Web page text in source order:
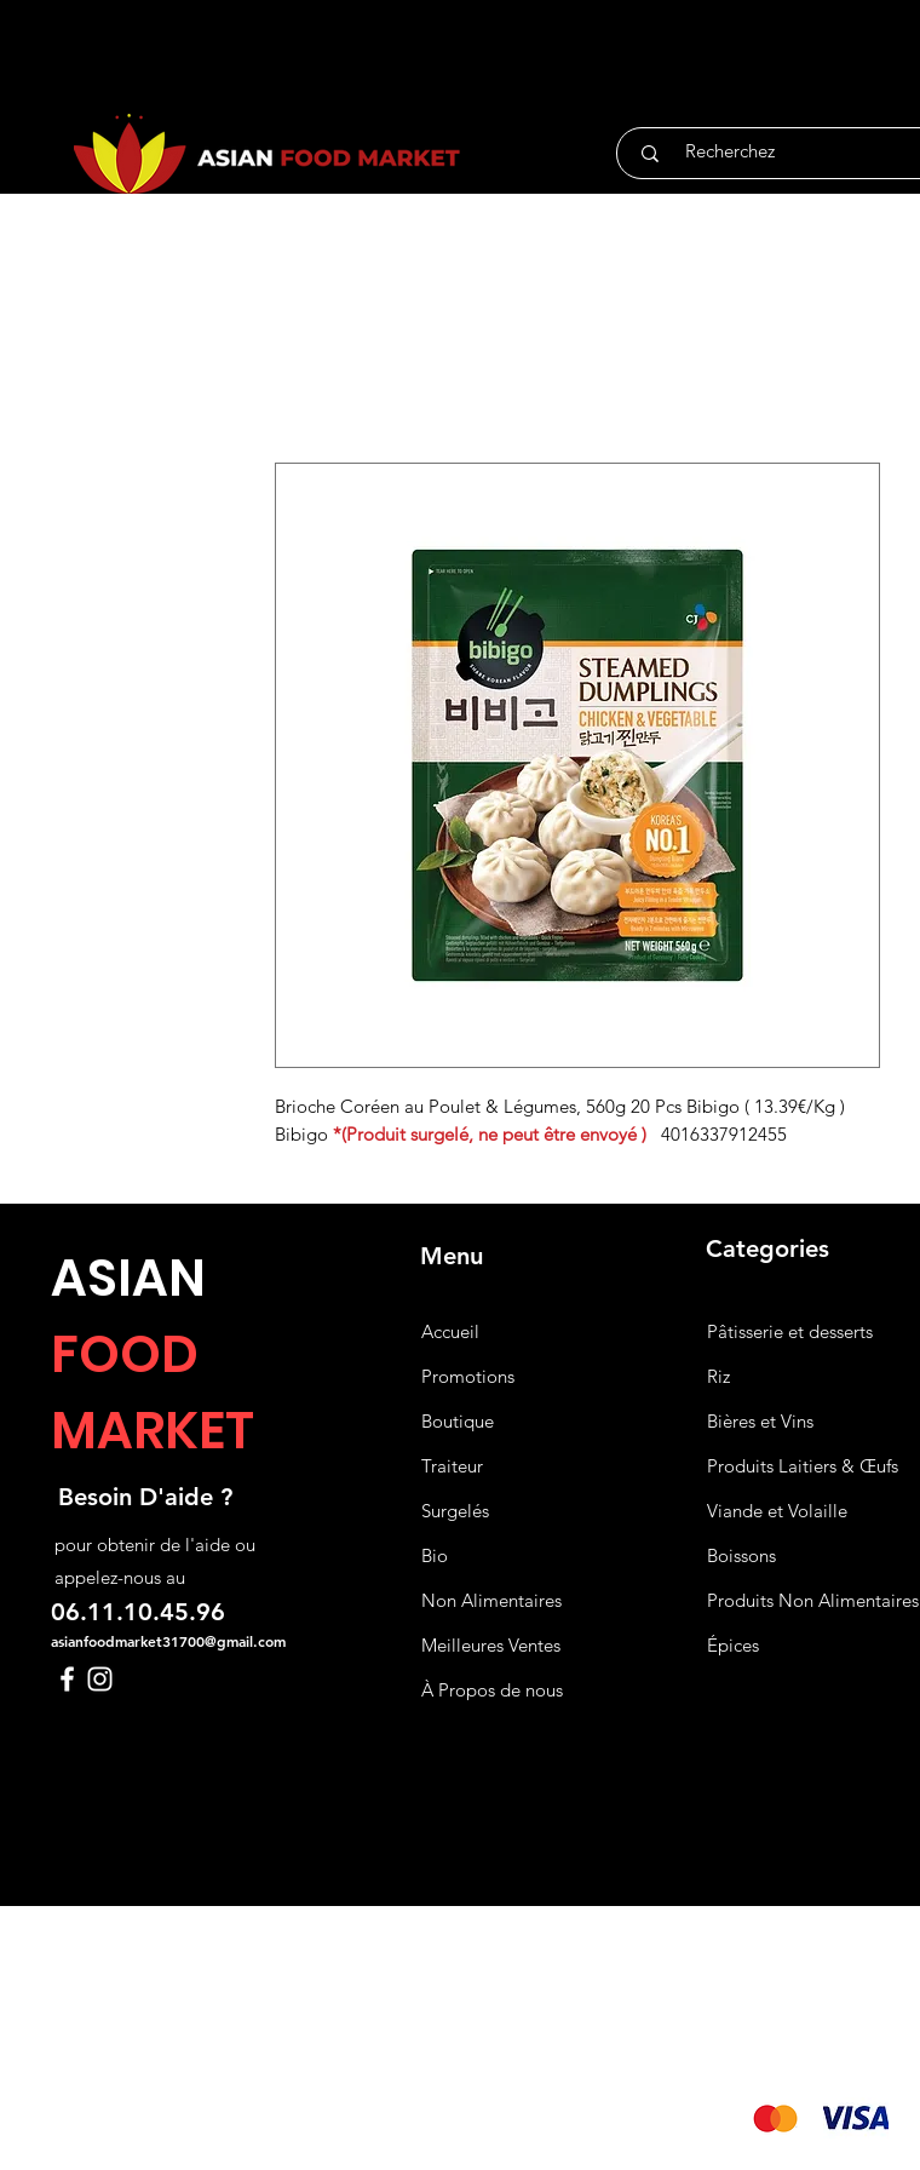
Brioche Coréen au Poulet & Légumes, 560g 20 Pcs Bibigo ( 13.39€/Kg )
Bibigo *(Produit surgelé, ne peut être envoyé ) 4016337912455
ASIAN
FOOD
MARKET
Besoin D'aide ?
pour obtenir de l'aide ou
appelez-nous au
06.11.10.45.96
asianfoodmarket31700@gmail.com
Menu
Accueil
Promotions
Boutique
Traiteur
Surgelés
Bio
Non Alimentaires
Meilleures Ventes
À Propos de nous
Categories
Pâtisserie et desserts
Riz
Bièreset Vins
Produits Laitiers & Œufs
Viande et Volaille
Boissons
Produits Non Alimentaires
Épices